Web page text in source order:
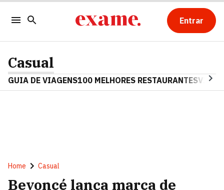
Entrar
Casual
GUIA DE VIAGENS100 MELHORES RESTAURANTES
Home Casual
Beyoncé lança marca de